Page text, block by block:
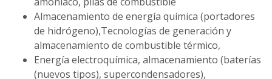
Almacenamiento de energía química (portadores
de hidrógeno),Tecnologías de generación y
almacenamiento de combustible térmico,
Energía electroquímica, almacenamiento (baterías
(nuevos tipos), supercondensadores),